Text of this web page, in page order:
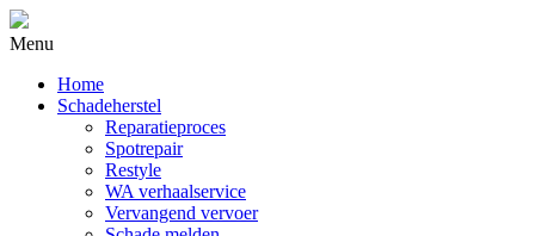
Menu
Home
Schadeherstel
Reparatieproces
Spotrepair
Restyle
WA verhaalservice
Vervangend vervoer